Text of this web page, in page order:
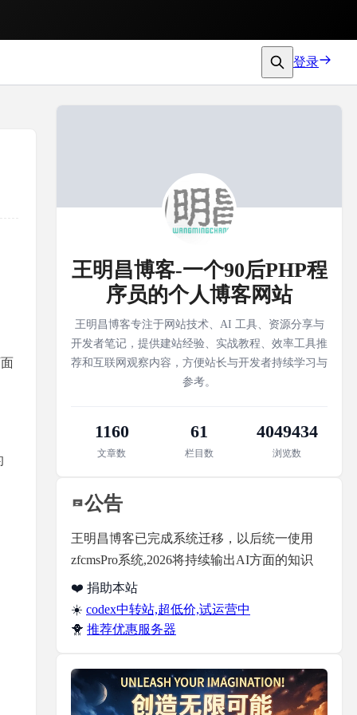
登录
王明昌博客-一个90后PHP程
序员的个人博客网站
王明昌博客专注于网站技术、AI 工具、资源分享与
开发者笔记，提供建站经验、实战教程、效率工具推
荐和互联网观察内容，方便站长与开发者持续学习与
参考。
1160
文章数
61
栏目数
4049434
浏览数
公告
王明昌博客已完成系统迁移，以后统一使用
zfcmsPro系统,2026将持续输出AI方面的知识
❤️ 捐助本站
☀️ codex中转站,超低价,试运营中
🐥 推荐优惠服务器